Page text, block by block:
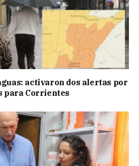
activaron dos alertas por
para Corrientes